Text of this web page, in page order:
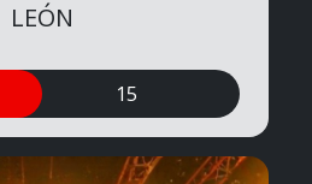
LEÓN
15